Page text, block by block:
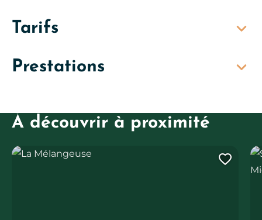
Tarifs
Prestations
À découvrir à proximité
La Mélangeuse